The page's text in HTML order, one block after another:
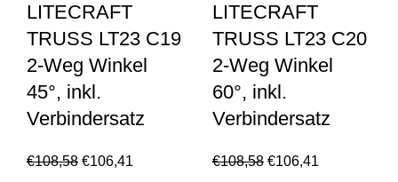
LITECRAFT
TRUSS LT23 C19
2-Weg Winkel
45°, inkl.
Verbindersatz
€108,58 €106,41
LITECRAFT
TRUSS LT23 C20
2-Weg Winkel
60°, inkl.
Verbindersatz
€108,58 €106,41